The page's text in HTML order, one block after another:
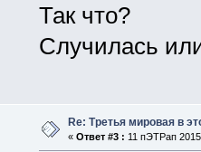
Так что?
Случилась
Re: Третья мировая в
« Ответ #3 : 11 пЭТРап